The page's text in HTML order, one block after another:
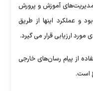
آموزش و پرورش
و عملکرد اینها از طریق
ارزیابی قرار می گیرد.
از پیام رسان‌های خارجی
است.